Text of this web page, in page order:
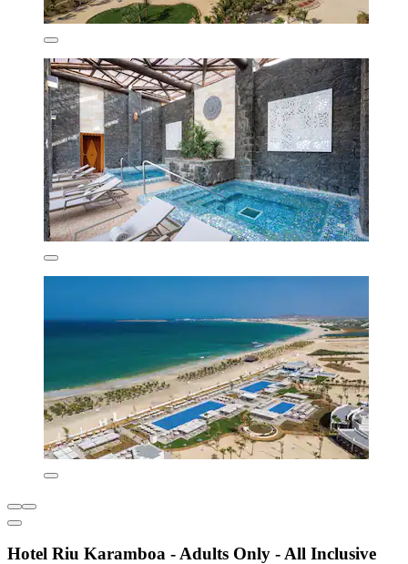
Hotel Riu Karamboa - Adults Only - All Inclusive